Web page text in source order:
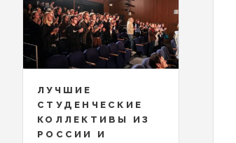
ЛУЧШИЕ
СТУДЕНЧЕСКИЕ
КОЛЛЕКТИВЫ ИЗ
РОССИИ И